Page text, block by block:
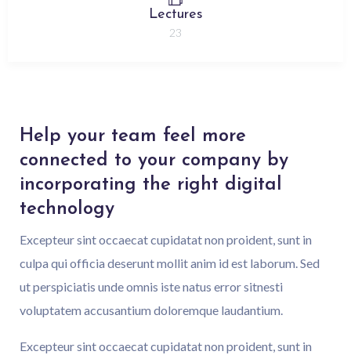
Lectures
23
Help your team feel more
connected to your company by
incorporating the right digital
technology
Excepteur sint occaecat cupidatat non proident, sunt in
culpa qui officia deserunt mollit anim id est laborum. Sed
ut perspiciatis unde omnis iste natus error sitnesti
voluptatem accusantium doloremque laudantium.
Excepteur sint occaecat cupidatat non proident, sunt in